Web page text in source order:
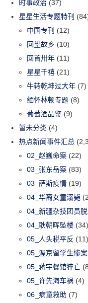
时事政治 (37)
星星生活专题特刊
中国专刊 (12)
回望故乡 (10)
回首卅年 (11)
星星千禧 (21)
牛转乾坤过大年 (7)
缅怀林顿专题 (8)
葡萄酒品鉴 (9)
暂未分类 (4)
热点新闻事件汇总
02_赵巍命案 (22)
03_张东岳案 (83)
03_萨斯疫情 (19)
04_华裔女童溺毙
04_新疆杂技团员脱
04_耿朝晖坠楼 (34)
05_人头税平反 (11)
05_渥京留学生惨案
05_蒋宇餐馆猝亡
05_许先海车祸 (4)
06_病童救助 (7)